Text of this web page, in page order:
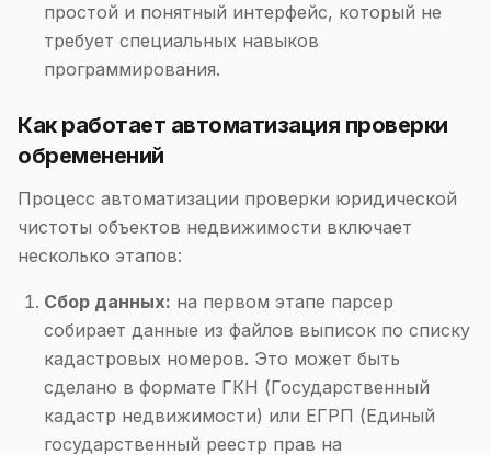
простой и понятный интерфейс, который не
требует специальных навыков
программирования.
Как работает автоматизация проверки
обременений
Процесс автоматизации проверки юридической
чистоты объектов недвижимости включает
несколько этапов:
Сбор данных: на первом этапе парсер
собирает данные из файлов выписок по списку
кадастровых номеров. Это может быть
сделано в формате ГКН (Государственный
кадастр недвижимости) или ЕГРП (Единый
государственный реестр прав на